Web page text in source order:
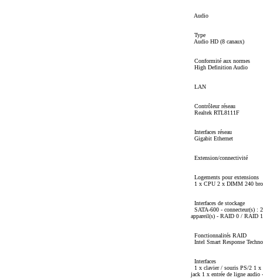
Audio
Type
Audio HD (8 canaux)
Conformité aux normes
High Definition Audio
LAN
Contrôleur réseau
Realtek RTL8111F
Interfaces réseau
Gigabit Ethernet
Extension/connectivité
Logements pour extensions
1 x CPU 2 x DIMM 240
Interfaces de stockage
SATA-600 - connecteur(s) :
appareil(s) - RAID 0 / RAID
Fonctionnalités RAID
Intel Smart Response
Interfaces
1 x clavier / souris PS/2 1
jack 1 x entrée de ligne